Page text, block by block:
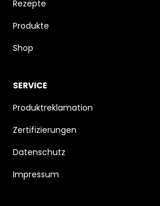
Rezepte
Produkte
Shop
SERVICE
Produktreklamation
Zertifizierungen
Datenschutz
Impressum